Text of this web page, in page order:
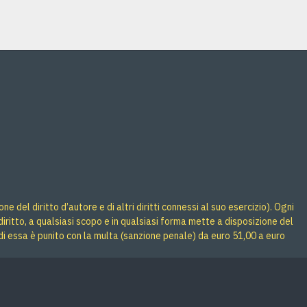
del diritto d’autore e di altri diritti connessi al suo esercizio). Ogni
a qualsiasi scopo e in qualsiasi forma mette a disposizione del
è punito con la multa (sanzione penale) da euro 51,00 a euro